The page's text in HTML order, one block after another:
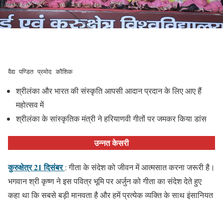
वैद्य पण्डित प्रमोद कौशिक
श्रीलंका और भारत की संस्कृति आपसी आदान प्रदान के लिए आए हैं
महोत्सव में
श्रीलंका के सांस्कृतिक मंत्री ने हरियाणवी गीतों पर जमकर किया डांस
उन्नत केसरी
कुरुक्षेत्र 21 दिसंबर: गीता के संदेश को जीवन में आत्मसात करना जरूरी है।
भगवान श्री कृष्ण ने इस पवित्र भूमि पर अर्जुन को गीता का संदेश देते हुए
कहा था कि सबसे बड़ी मानवता है और हमें प्रत्येक व्यक्ति के साथ इंसानियत